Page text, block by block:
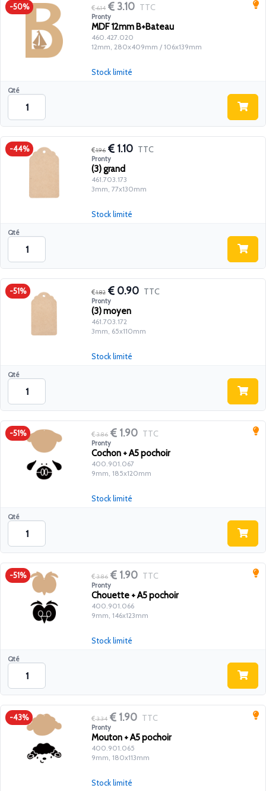
-50% 6.14 3.10 TTC
Pronty
MDF 12mm B+Bateau
460.427.020
12mm, 280x409mm / 106x139mm
Qté
Stock limité
-44% 1.96 1.10 TTC
Pronty
(3) grand
461.703.173
3mm, 77x130mm
Qté
Stock limité
-51% 1.82 0.90 TTC
Pronty
(3) moyen
461.703.172
3mm, 65x110mm
Qté
Stock limité
-51% 3.86 1.90 TTC
Pronty
Cochon + A5 pochoir
400.901.067
9mm, 185x120mm
Qté
Stock limité
-51% 3.86 1.90 TTC
Pronty
Chouette + A5 pochoir
400.901.066
9mm, 146x123mm
Qté
Stock limité
-43% 3.34 1.90 TTC
Pronty
Mouton + A5 pochoir
400.901.065
9mm, 180x113mm
Stock limité